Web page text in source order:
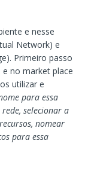
e nesse
Network) e
Primeiro passo
no market place
utilizar e
para essa
selecionar a
nomear
para essa